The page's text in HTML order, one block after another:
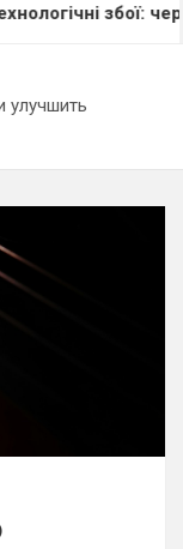
збої: через що
улучшить